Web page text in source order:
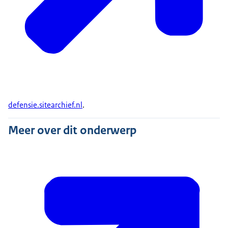
defensie.sitearchief.nl.
Meer over dit onderwerp